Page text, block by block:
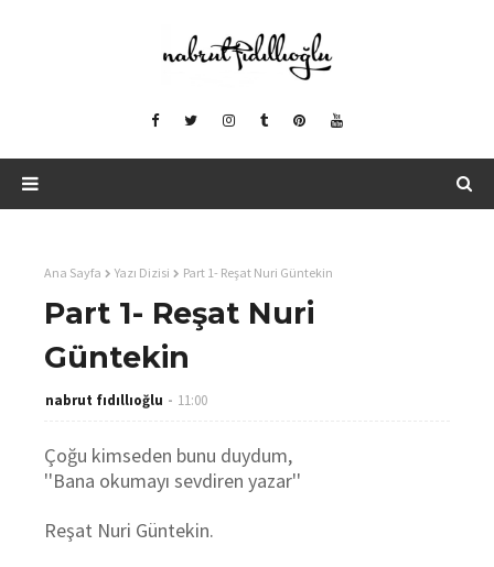
Ana Sayfa Yazı Dizisi Part 1- Reşat Nuri Güntekin
Part 1- Reşat Nuri
Güntekin
nabrut fıdıllıoğlu 11:00
Çoğu kimseden bunu duydum,
''Bana okumayı sevdiren yazar''
Reşat Nuri Güntekin.